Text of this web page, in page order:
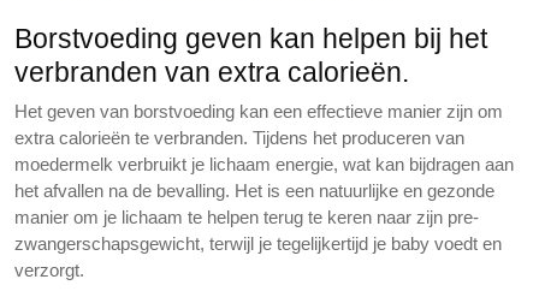
Borstvoeding geven kan helpen bij het
verbranden van extra calorieën.
Het geven van borstvoeding kan een effectieve manier zijn om
extra calorieën te verbranden. Tijdens het produceren van
moedermelk verbruikt je lichaam energie, wat kan bijdragen aan
het afvallen na de bevalling. Het is een natuurlijke en gezonde
manier om je lichaam te helpen terug te keren naar zijn pre-
zwangerschapsgewicht, terwijl je tegelijkertijd je baby voedt en
verzorgt.